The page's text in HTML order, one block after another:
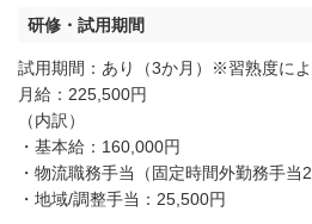
研修・試用期間
試用期間：あり（3か月）※習熟度に
月給：225,500円
（内訳）
・基本給：160,000円
・物流職務手当（固定時間外勤務手
・地域/調整手当：25,500円